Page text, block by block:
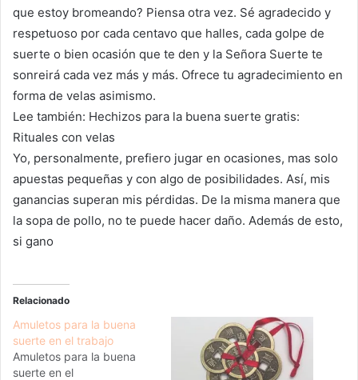
que estoy bromeando? Piensa otra vez. Sé agradecido y
respetuoso por cada centavo que halles, cada golpe de
suerte o bien ocasión que te den y la Señora Suerte te
sonreirá cada vez más y más. Ofrece tu agradecimiento en
forma de velas asimismo.
Lee también: Hechizos para la buena suerte gratis:
Rituales con velas
Yo, personalmente, prefiero jugar en ocasiones, mas solo
apuestas pequeñas y con algo de posibilidades. Así, mis
ganancias superan mis pérdidas. De la misma manera que
la sopa de pollo, no te puede hacer daño. Además de esto,
si gano
Relacionado
Amuletos para la buena
suerte en el trabajo
Amuletos para la buena
suerte en el